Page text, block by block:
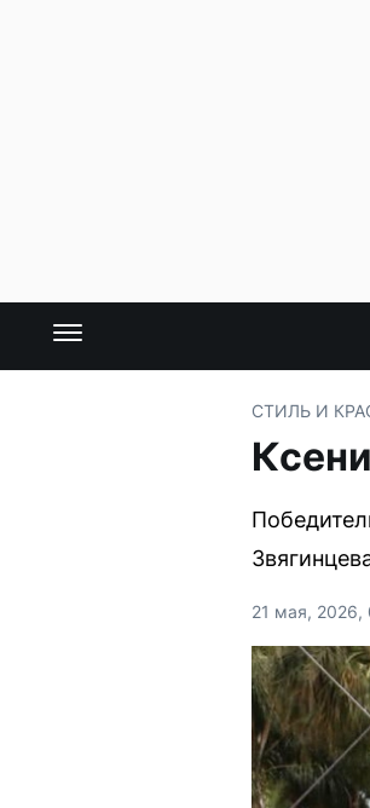
СТИЛЬ И
21 мая, 2026,